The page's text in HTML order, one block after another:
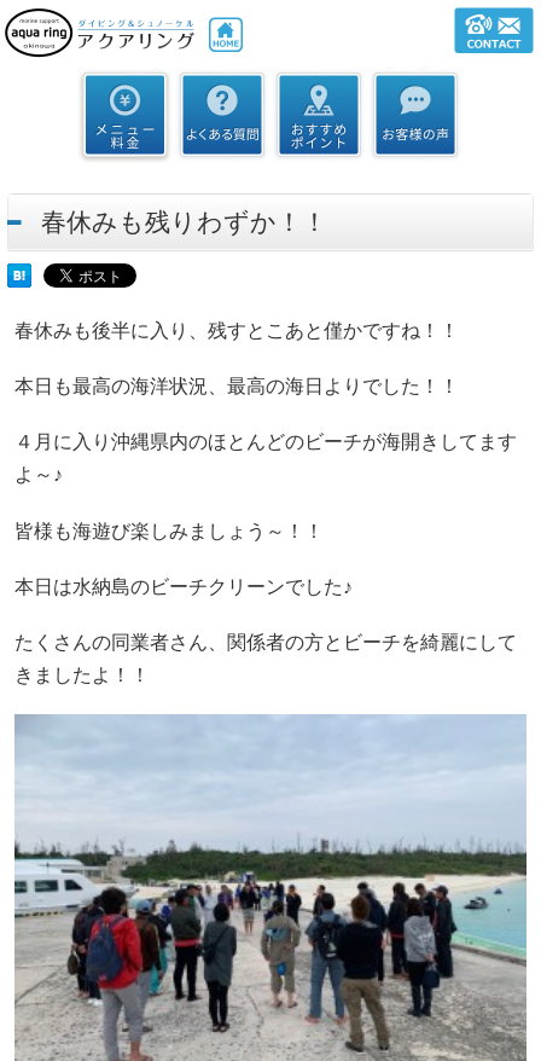
春休みも残りわずか！！
春休みも後半に入り、残すとこあと僅かですね！！
本日も最高の海洋状況、最高の海日よりでした！！
４月に入り沖縄県内のほとんどのビーチが海開きしてます
よ～♪
皆様も海遊び楽しみましょう～！！
本日は水納島のビーチクリーンでした♪
たくさんの同業者さん、関係者の方とビーチを綺麗にして
きましたよ！！